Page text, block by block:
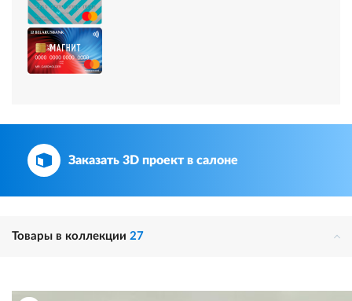
Заказать 3D проект в салоне
Товары в коллекции 27